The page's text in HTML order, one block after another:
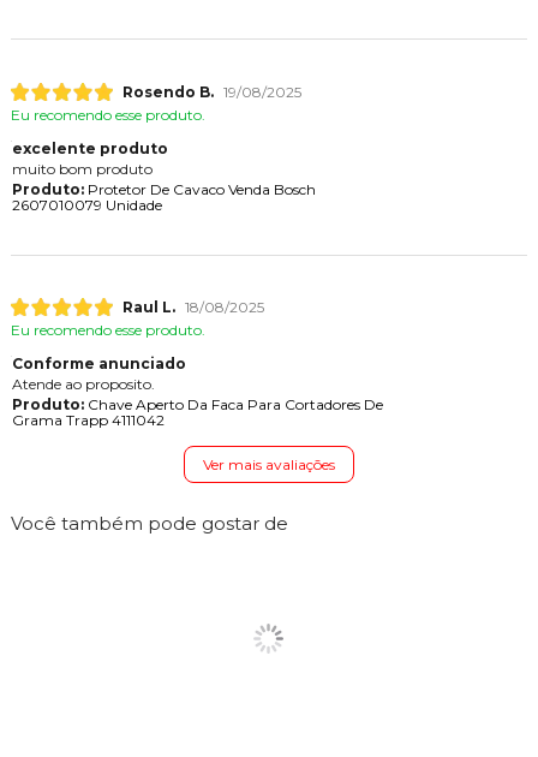
Rosendo B. 19/08/2025
Eu recomendo esse produto.
excelente produto
muito bom produto
Produto:Protetor De Cavaco Venda Bosch
2607010079 Unidade
Raul L. 18/08/2025
Eu recomendo esse produto.
Conforme anunciado
Atende ao proposito.
Produto:Chave Aperto Da Faca Para Cortadores De
Grama Trapp 4111042
Ver mais avaliações
Você também pode gostar de